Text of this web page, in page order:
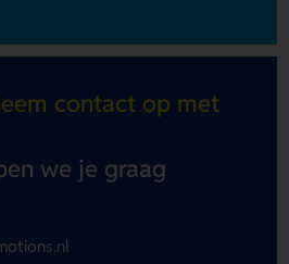
contact op met
we je graag